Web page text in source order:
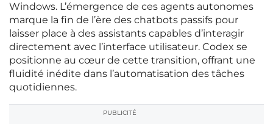
Windows. L’émergence de ces agents autonomes
marque la fin de l’ère des chatbots passifs pour
laisser place à des assistants capables d’interagir
directement avec l’interface utilisateur. Codex se
positionne au cœur de cette transition, offrant une
fluidité inédite dans l’automatisation des tâches
quotidiennes.
PUBLICITÉ